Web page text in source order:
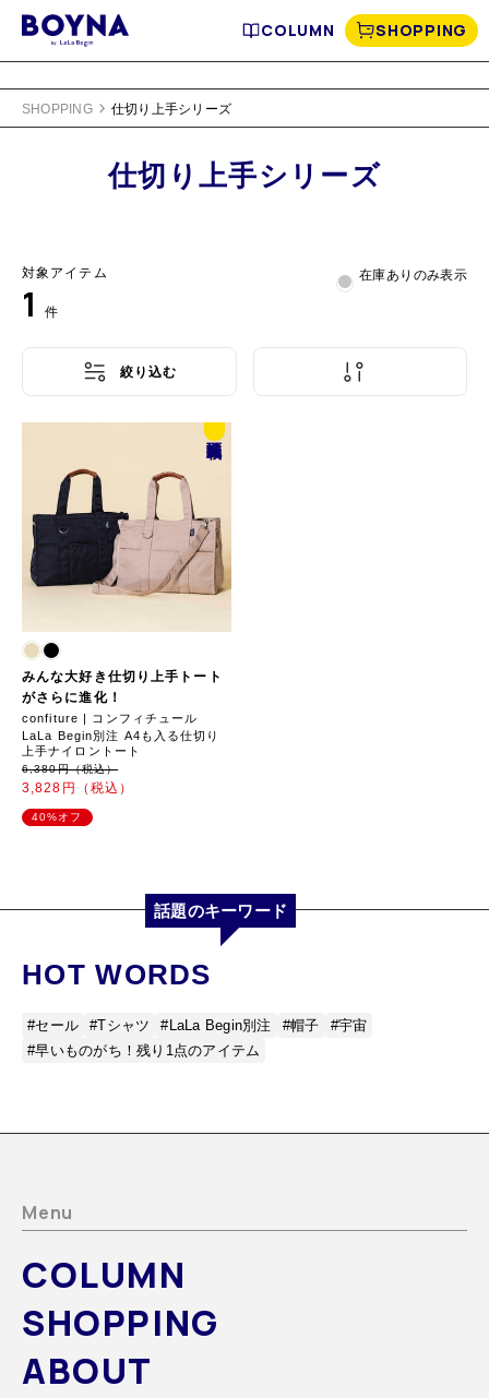
COLUMN SHOPPING
SHOPPING 仕切り上手シリーズ
仕切り上手シリーズ
対象アイテム
1 件
在庫ありのみ表示
絞り込む
みんな大好き仕切り上手トート
がさらに進化！
confiture | コンフィチュール
LaLa Begin別注 A4も入る仕切り
上手ナイロントート
6,380円（税込）
3,828円（税込）
40%オフ
HOT WORDS
話題のキーワード
#セール #Tシャツ #LaLa Begin別注 #帽子
#宇宙
#早いものがち！残り1点のアイテム
Menu
COLUMN
SHOPPING
ABOUT